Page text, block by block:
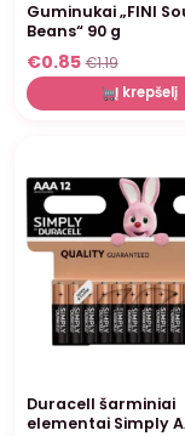
Guminukai „FINI
Beans“ 90 g
€0.85 €1.19
Į krepšelį
Duracell šarminiai
elementai Simply